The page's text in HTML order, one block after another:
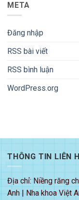
META
Đăng nhập
RSS bài viết
RSS bình luận
WordPress.org
THÔNG TIN LIÊN
Địa chỉ: Niềng răng
Anh | Nha khoa Việt